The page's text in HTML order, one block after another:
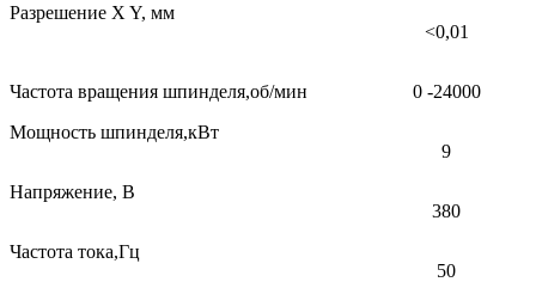
Разрешение X Y, мм
<0,01
Частота вращения шпинделя,об/мин
0 -24000
Мощность шпинделя,кВт
9
Напряжение, В
380
Частота тока,Гц
50